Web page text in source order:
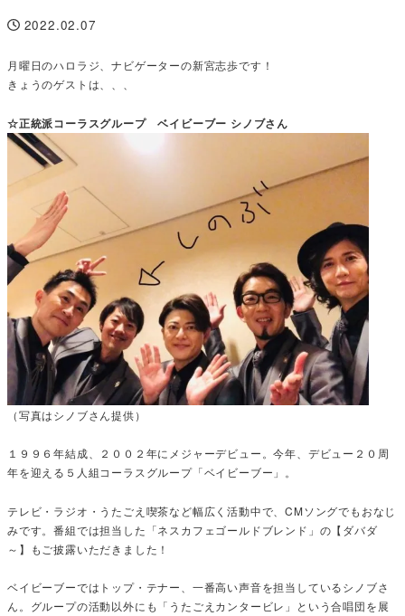
投稿日
2022.02.07
月曜日のハロラジ、ナビゲーターの新宮志歩です！
きょうのゲストは、、、
☆正統派コーラスグループ ベイビーブー シノブさん
（写真はシノブさん提供）
１９９６年結成、２００２年にメジャーデビュー。今年、デビュー２０周
年を迎える５人組コーラスグループ「ベイビーブー」。
テレビ・ラジオ・うたごえ喫茶など幅広く活動中で、CMソングでもおなじ
みです。番組では担当した「ネスカフェゴールドブレンド」の【ダバダ
～】もご披露いただきました！
ベイビーブーではトップ・テナー、一番高い声音を担当しているシノブさ
ん。グループの活動以外にも「うたごえカンタービレ」という合唱団を展